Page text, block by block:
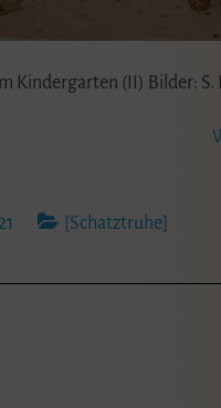
Kindergarten (II) Bilder: S.
[Schatztruhe]